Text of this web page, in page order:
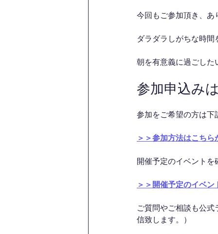
今回もご参加頂き、あ
ダラダラしがちな時
朝を有意義に過ごした
参加申込み
参加をご希望の方は下
＞＞参加方法はこちら
開催予定のイベント
＞＞開催予定のイベン
ご質問やご相談も公
信致します。）